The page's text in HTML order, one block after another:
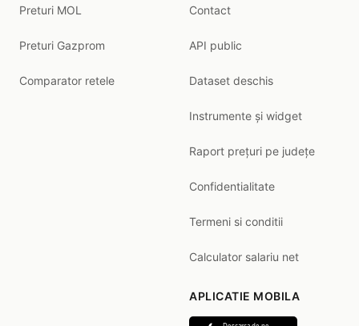
Preturi MOL
Preturi Gazprom
Comparator retele
Contact
API public
Dataset deschis
Instrumente și widget
Raport prețuri pe județe
Confidentialitate
Termeni si conditii
Calculator salariu net
APLICATIE MOBILA